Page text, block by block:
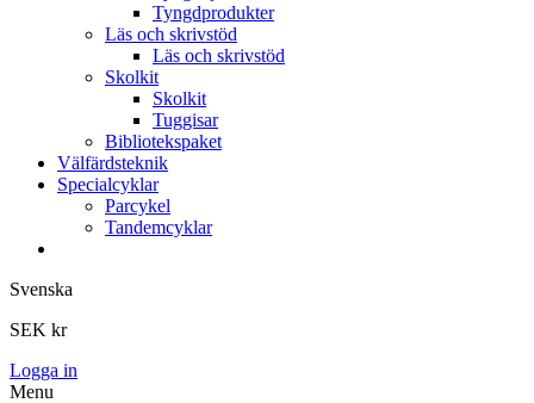
Tyngdprodukter
Läs och skrivstöd
Läs och skrivstöd
Skolkit
Skolkit
Tuggisar
Bibliotekspaket
Välfärdsteknik
Specialcyklar
Parcykel
Tandemcyklar
Svenska
SEK kr
Logga in
Menu